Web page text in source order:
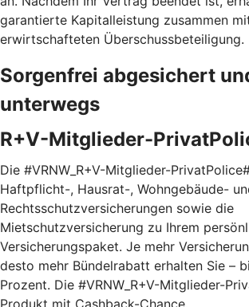
garantierte Kapitalleistung zusammen
erwirtschafteten Überschussbeteiligung.
Sorgenfrei abgesichert
unterwegs
R+V-Mitglieder-
Die #VRNW_R+V-Mitglieder-
Haftpflicht-, Hausrat-, Wohngebäude-
Rechtsschutzversicherungen sowie die
Mietschutzversicherung zu Ihrem
Versicherungspaket. Je mehr
desto mehr Bündelrabatt erhalten Sie –
Prozent. Die #VRNW_R+V-Mitglieder-
Produkt mit Cashback-Chance.